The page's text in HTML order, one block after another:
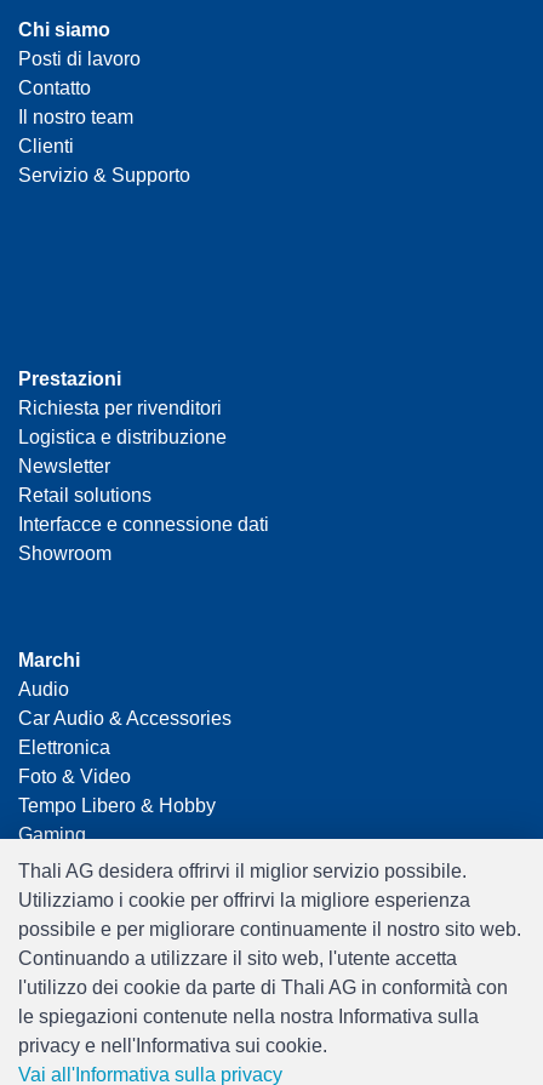
Chi siamo
Posti di lavoro
Contatto
Il nostro team
Clienti
Servizio & Supporto
Prestazioni
Richiesta per rivenditori
Logistica e distribuzione
Newsletter
Retail solutions
Interfacce e connessione dati
Showroom
Marchi
Audio
Car Audio & Accessories
Elettronica
Foto & Video
Tempo Libero & Hobby
Gaming
Casalinga
Home Office & Business
Merchandising
Smart Home
Giocattoli
Travel
Thali AG desidera offrirvi il miglior servizio possibile.
Utilizziamo i cookie per offrirvi la migliore esperienza
possibile e per migliorare continuamente il nostro sito web.
Continuando a utilizzare il sito web, l'utente accetta
l'utilizzo dei cookie da parte di Thali AG in conformità con
le spiegazioni contenute nella nostra Informativa sulla
privacy e nell'Informativa sui cookie.
Vai all'Informativa sulla privacy